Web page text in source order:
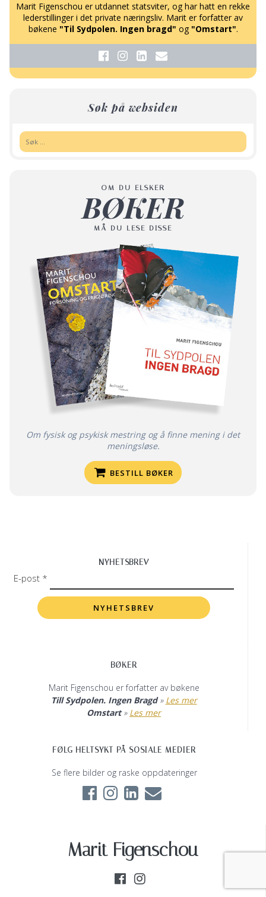
Marit Figenschou er utdannet statsviter, og har hatt en rekke
lederstillinger i det private næringsliv. Marit er forfatter av
bøkene "Til Sydpolen. Ingen bragd" og "Omstart".
Søk på websiden
OM DU ELSKER
BØKER
MÅ DU LESE DISSE
Om fysisk og psykisk mestring og å finne mening i det
meningsløse.
BESTILL BØKER
NYHETSBREV
E-post *
BØKER
Marit Figenschou er forfatter av bøkene
Till Sydpolen. Ingen Bragd» Les mer
Omstart» Les mer
FØLG HELTSYKT PÅ SOSIALE MEDIER
Se flere bilder og raske oppdateringer
Marit Figenschou